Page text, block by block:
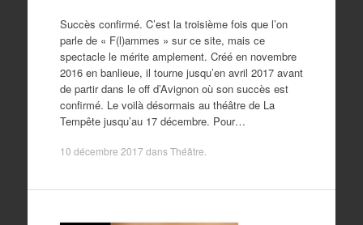
Succès confirmé. C’est la troisième fois que l’on
parle de « F(l)ammes » sur ce site, mais ce
spectacle le mérite amplement. Créé en novembre
2016 en banlieue, il tourne jusqu’en avril 2017 avant
de partir dans le off d’Avignon où son succès est
confirmé. Le voilà désormais au théâtre de La
Tempête jusqu’au 17 décembre. Pour…
10 décembre 2017 dansThéâtre